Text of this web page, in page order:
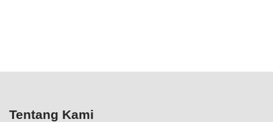
Tentang Kami